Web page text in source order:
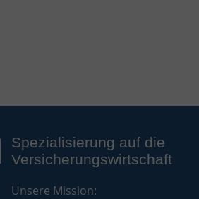
Spezialisierung auf die
Versicherungswirtschaft
Unsere Mission: